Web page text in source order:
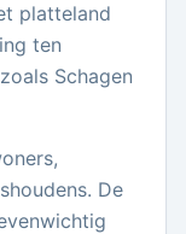
platteland
ten
Schagen
De